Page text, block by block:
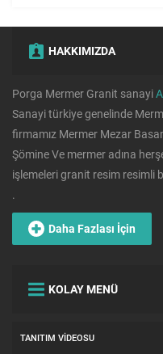
HAKKIMIZDA
Porga Mermer Granit sanayi
Sanayi türkiye genelinde
firmamız Mermer Mezar
Şömine Ve mermer adına
işlemeleri granit resim resimli
.
Daha Fazlası İçin
KOLAY MENÜ
TANITIM VIDEOSU